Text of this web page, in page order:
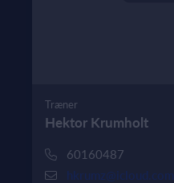
Træner
Hektor Krumholt
60160487
hkrumz@icloud.com